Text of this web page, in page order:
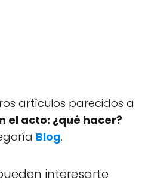
artículos parecidos a
el acto: ¿qué hacer?
Blog.
interesarte